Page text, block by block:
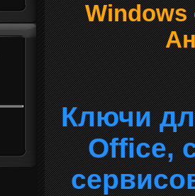
Windows
Ключи
Office,